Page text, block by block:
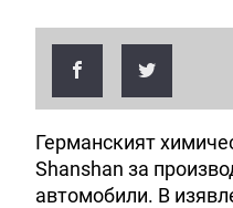
Германският
Shanshan за
автомобили. В